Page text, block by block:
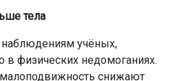
тела
наблюдениям учёных,
в физических недомоганиях.
снижают